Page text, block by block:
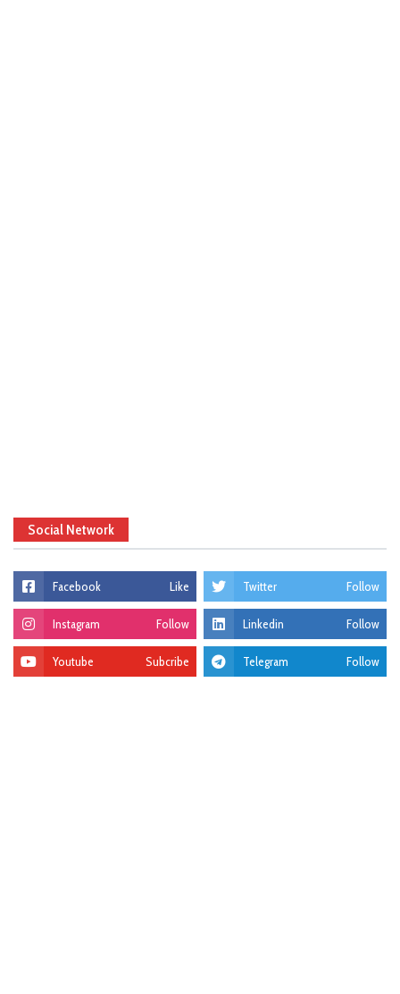
Social Network
Facebook Like Twitter Follow
Instagram Follow Linkedin Follow
Youtube Subcribe Telegram Follow